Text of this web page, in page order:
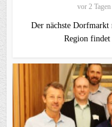
vor 2 Tagen
Der nächste Dorfmarkt
Region findet